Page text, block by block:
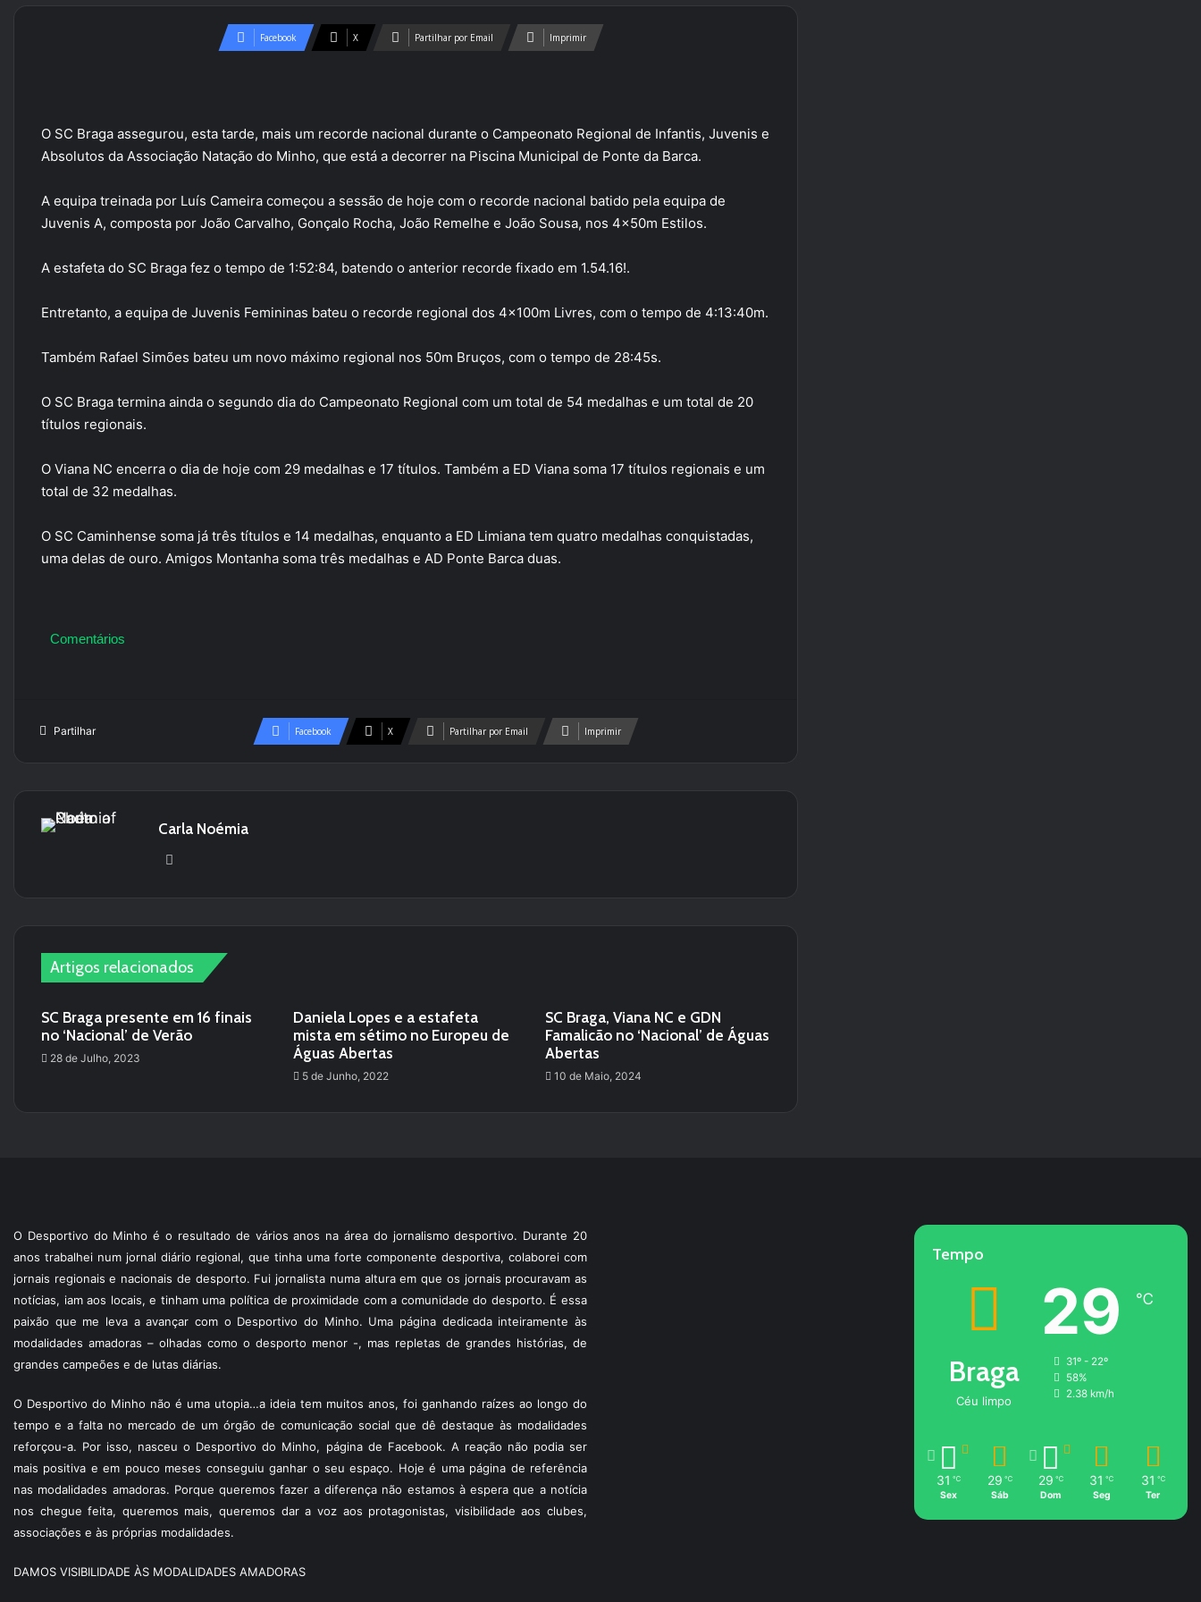
Facebook X Partilhar por Email Imprimir
O SC Braga assegurou, esta tarde, mais um recorde nacional durante o Campeonato Regional de Infantis, Juvenis e
Absolutos da Associação Natação do Minho, que está a decorrer na Piscina Municipal de Ponte da Barca.
A equipa treinada por Luís Cameira começou a sessão de hoje com o recorde nacional batido pela equipa de
Juvenis A, composta por João Carvalho, Gonçalo Rocha, João Remelhe e João Sousa, nos 4x50m Estilos.
A estafeta do SC Braga fez o tempo de 1:52:84, batendo o anterior recorde fixado em 1.54.16!.
Entretanto, a equipa de Juvenis Femininas bateu o recorde regional dos 4x100m Livres, com o tempo de 4:13:40m.
Também Rafael Simões bateu um novo máximo regional nos 50m Bruços, com o tempo de 28:45s.
O SC Braga termina ainda o segundo dia do Campeonato Regional com um total de 54 medalhas e um total de 20
títulos regionais.
O Viana NC encerra o dia de hoje com 29 medalhas e 17 títulos. Também a ED Viana soma 17 títulos regionais e um
total de 32 medalhas.
O SC Caminhense soma já três títulos e 14 medalhas, enquanto a ED Limiana tem quatro medalhas conquistadas,
uma delas de ouro. Amigos Montanha soma três medalhas e AD Ponte Barca duas.
Comentários
Partilhar Facebook X Partilhar por Email Imprimir
Carla Noémia
Artigos relacionados
SC Braga presente em 16 finais
no ‘Nacional’ de Verão
28 de Julho, 2023
Daniela Lopes e a estafeta
mista em sétimo no Europeu de
Águas Abertas
5 de Junho, 2022
SC Braga, Viana NC e GDN
Famalicão no ‘Nacional’ de Águas
Abertas
10 de Maio, 2024
O Desportivo do Minho é o resultado de vários anos na área do jornalismo desportivo. Durante 20
anos trabalhei num jornal diário regional, que tinha uma forte componente desportiva, colaborei com
jornais regionais e nacionais de desporto. Fui jornalista numa altura em que os jornais procuravam as
notícias, iam aos locais, e tinham uma política de proximidade com a comunidade do desporto. É essa
paixão que me leva a avançar com o Desportivo do Minho. Uma página dedicada inteiramente às
modalidades amadoras – olhadas como o desporto menor -, mas repletas de grandes histórias, de
grandes campeões e de lutas diárias.
O Desportivo do Minho não é uma utopia…a ideia tem muitos anos, foi ganhando raízes ao longo do
tempo e a falta no mercado de um órgão de comunicação social que dê destaque às modalidades
reforçou-a. Por isso, nasceu o Desportivo do Minho, página de Facebook. A reação não podia ser
mais positiva e em pouco meses conseguiu ganhar o seu espaço. Hoje é uma página de referência
nas modalidades amadoras. Porque queremos fazer a diferença não estamos à espera que a notícia
nos chegue feita, queremos mais, queremos dar a voz aos protagonistas, visibilidade aos clubes,
associações e às próprias modalidades.
DAMOS VISIBILIDADE ÀS MODALIDADES AMADORAS
Tempo
Braga
Céu limpo
29 ℃
31º - 22º
58%
2.38 km/h
31 ℃
Sex
29 ℃
Sáb
29 ℃
Dom
31 ℃
Seg
31 ℃
Ter